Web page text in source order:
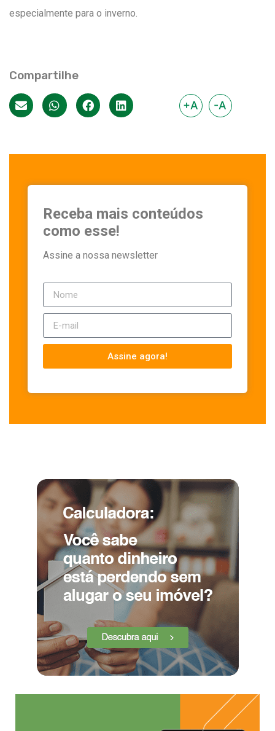
especialmente para o inverno.
Compartilhe
+A -A
Receba mais conteúdos
como esse!
Assine a nossa newsletter
Assine agora!